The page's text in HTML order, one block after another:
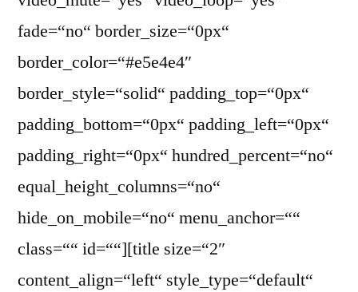
fade=“no“ border_size=“0px“
border_color=“#e5e4e4″
border_style=“solid“ padding_top=“0px“
padding_bottom=“0px“ padding_left=“0px“
padding_right=“0px“ hundred_percent=“no“
equal_height_columns=“no“
hide_on_mobile=“no“ menu_anchor=““
class=““ id=““][title size=“2″
content_align=“left“ style_type=“default“